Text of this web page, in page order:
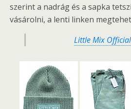
szerint a nadrág és a sapka
vásárolni, a lenti linken
Little Mix